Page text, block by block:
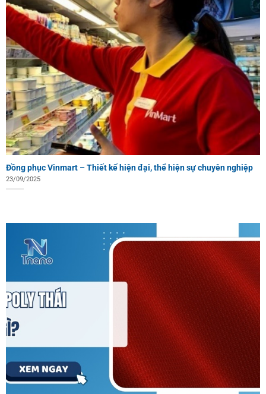
Đồng phục Vinmart – Thiết kế hiện đại, thể hiện sự chuyên nghiệp
23/09/2025